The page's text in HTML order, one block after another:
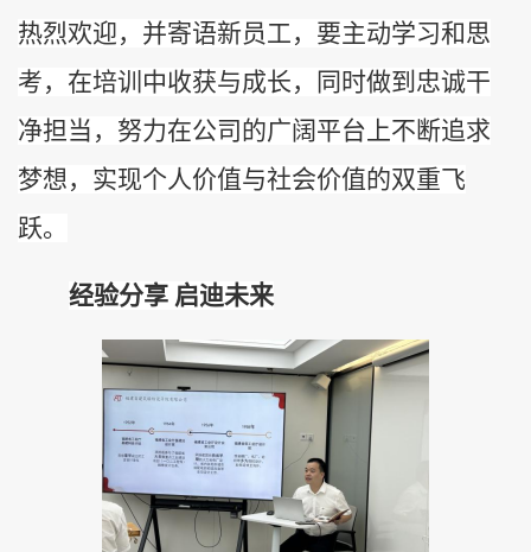
热烈欢迎，并寄语新员工，要主动学习和思
考，在培训中收获与成长，同时做到忠诚干
净担当，努力在公司的广阔平台上不断追求
梦想，实现个人价值与社会价值的双重飞
跃。
经验分享 启迪未来